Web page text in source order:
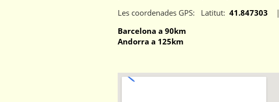
Les coordenades GPS: Latitut: 41.847303 |
Barcelona a 90km
Andorra a 125km